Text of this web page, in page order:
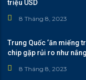
triệu USD
8 Tháng 8, 2023
Trung Quốc ‘ăn miếng
chip gặp rủi ro như
8 Tháng 8, 2023